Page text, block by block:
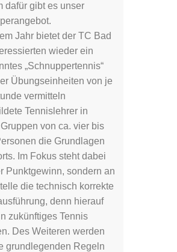
dafür gibt es unser
Jahr bietet der TC Bad
wieder ein
„Schnuppertennis“
Übungseinheiten von je
vermitteln
Tennislehrer in
von ca. vier bis
die Grundlagen
Im Fokus steht dabei
Punktgewinn, sondern an
die technisch korrekte
denn hierauf
zukünftiges Tennis
Des Weiteren werden
grundlegenden Regeln